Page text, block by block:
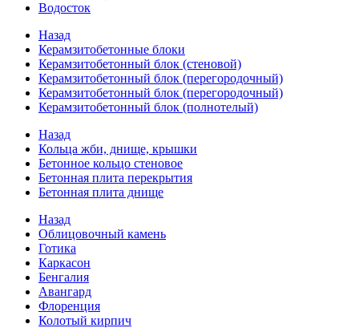
Водосток
Назад
Керамзитобетонные блоки
Керамзитобетонный блок (стеновой)
Керамзитобетонный блок (перегородочный)
Керамзитобетонный блок (перегородочный)
Керамзитобетонный блок (полнотелый)
Назад
Кольца жби, днище, крышки
Бетонное кольцо стеновое
Бетонная плита перекрытия
Бетонная плита днище
Назад
Облицовочный камень
Готика
Каркасон
Бенгалия
Авангард
Флоренция
Колотый кирпич